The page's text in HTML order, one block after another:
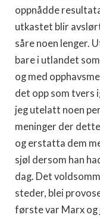
oppnådde
utkastet blir
såre noen lenger.
bare i utlandet
og med
det opp som tvers
jeg utelatt noen
meninger der
og erstatta dem
sjøl dersom han
dag. Det
steder, blei
første var Marx og